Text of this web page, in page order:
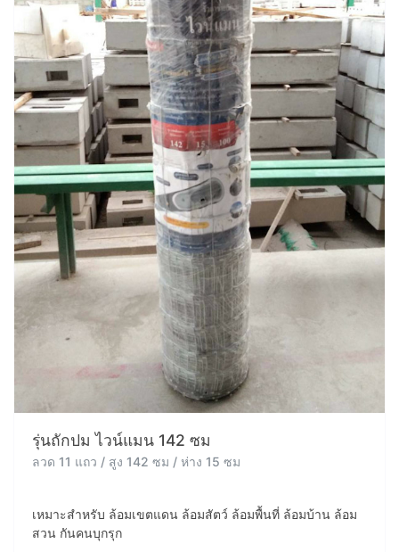
รุ่นถักปม ไวน์แมน 142 ซม
ลวด 11 แถว / สูง 142 ซม / ห่าง 15 ซม
เหมาะสำหรับ ล้อมเขตแดน ล้อมสัตว์ ล้อมพื้นที่ ล้อมบ้าน ล้อม
สวน กันคนบุกรุก